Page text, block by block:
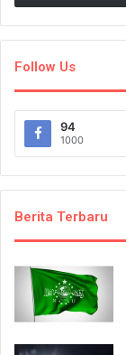
Follow Us
94
1000
Berita Terbaru